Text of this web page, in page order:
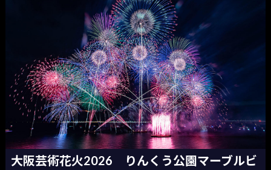
大阪芸術花火2026 りんくう公園マーブルビ